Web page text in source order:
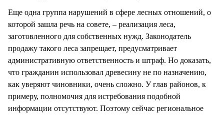
Еще одна группа нарушений в сфере лесных отношений, о
которой зашла речь на совете, – реализация леса,
заготовленного для собственных нужд. Законодатель
продажу такого леса запрещает, предусматривает
административную ответственность и штраф. Но доказать,
что гражданин использовал древесину не по назначению,
как уверяют чиновники, очень сложно. У глав районов, к
примеру, полномочия для истребования подобной
информации отсутствуют. Поэтому сейчас региональное